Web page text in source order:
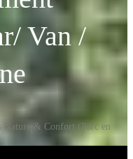
Van /
Nature & Confort (Parc en